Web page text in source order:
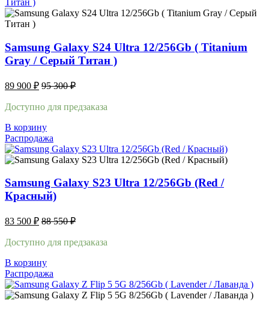
Samsung Galaxy S24 Ultra 12/256Gb ( Titanium
Gray / Cерый Титан )
89 900 ₽ 95 300₽
Доступно для предзаказа
В корзину
Распродажа
Samsung Galaxy S23 Ultra 12/256Gb (Red /
Красный)
83 500 ₽ 88 550₽
Доступно для предзаказа
В корзину
Распродажа